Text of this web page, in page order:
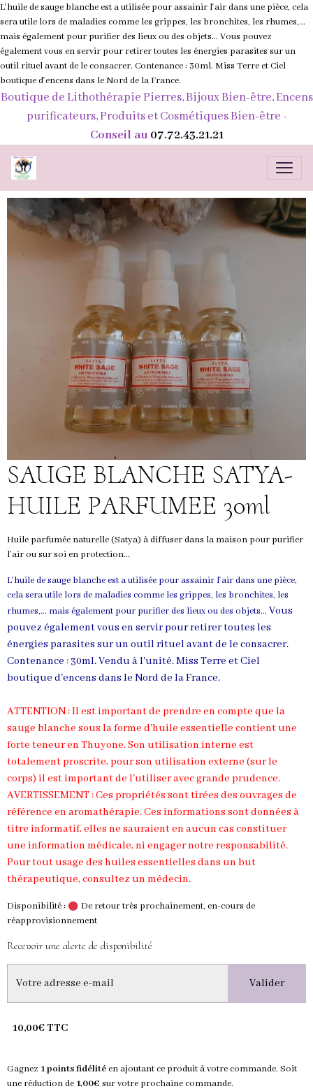
L'huile de sauge blanche est a utilisée pour assainir l'air dans une pièce, cela
sera utile lors de maladies comme les grippes, les bronchites, les rhumes,...
mais également pour purifier des lieux ou des objets... Vous pouvez
également vous en servir pour retirer toutes les énergies parasites sur un
outil rituel avant de le consacrer. Contenance : 30ml. Miss Terre et Ciel
boutique d'encens dans le Nord de la France.
Boutique de Lithothérapie Pierres, Bijoux Bien-être, Encens
purificateurs, Produits et Cosmétiques Bien-être -
Conseil au 07.72.43.21.21
SAUGE BLANCHE SATYA-
HUILE PARFUMEE 30ml
Huile parfumée naturelle (Satya) à diffuser dans la maison pour purifier
l'air ou sur soi en protection...
L'huile de sauge blanche est a utilisée pour assainir l'air dans une pièce,
cela sera utile lors de maladies comme les grippes, les bronchites, les
rhumes,... mais également pour purifier des lieux ou des objets... Vous
pouvez également vous en servir pour retirer toutes les
énergies parasites sur un outil rituel avant de le consacrer.
Contenance : 30ml. Vendu à l'unité. Miss Terre et Ciel
boutique d'encens dans le Nord de la France.
ATTENTION : Il est important de prendre en compte que la
sauge blanche sous la forme d'huile essentielle contient une
forte teneur en Thuyone. Son utilisation interne est
totalement proscrite, pour son utilisation externe (sur le
corps) il est important de l'utiliser avec grande prudence.
AVERTISSEMENT : Ces propriétés sont tirées des ouvrages de
référence en aromathérapie. Ces informations sont données à
titre informatif, elles ne sauraient en aucun cas constituer
une information médicale, ni engager notre responsabilité.
Pour tout usage des huiles essentielles dans un but
thérapeutique, consultez un médecin.
Disponibilité :
De retour très prochainement, en-cours de
réapprovisionnement
Recevoir une alerte de disponibilité
Valider
10,00€ TTC
Gagnez 1 points fidélitéen ajoutant ce produit à votre commande. Soit
une réduction de 1,00€ sur votre prochaine commande.